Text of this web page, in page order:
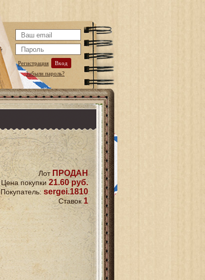
Регистрация
Вход
Забыли пароль?
Лот ПРОДАН
Цена покупки 21.60 руб.
Покупатель: sergei.1810
Ставок1